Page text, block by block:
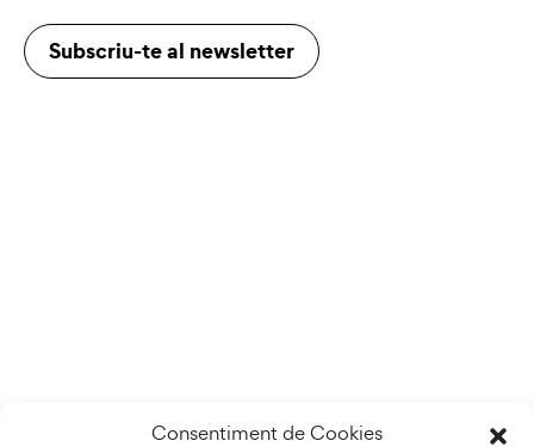
Consentiment de Cookies
Subscriu-te al newsletter